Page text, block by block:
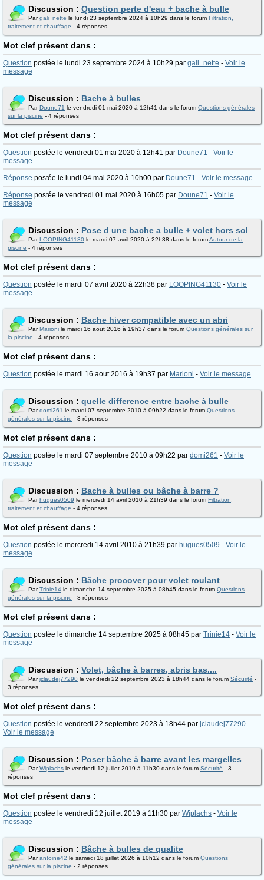
Discussion : Question perte d'eau + bache à bulle
Pargali_nette le lundi 23 septembre 2024 à 10h29 dans le forum Filtration,
traitement et chauffage - 4 réponses
Mot clef présent dans :
Question postée le lundi 23 septembre 2024 à 10h29 par gali_nette - Voir le
message
Discussion : Bache à bulles
ParDoune71 le vendredi 01 mai 2020 à 12h41 dans le forum Questions générales
sur la piscine - 4 réponses
Mot clef présent dans :
Question postée le vendredi 01 mai 2020 à 12h41 par Doune71 - Voir le
message
Réponse postée le lundi 04 mai 2020 à 10h00 par Doune71 - Voir le message
Réponse postée le vendredi 01 mai 2020 à 16h05 par Doune71 - Voir le
message
Discussion : Pose d une bache a bulle + volet hors sol
ParLOOPING41130 le mardi 07 avril 2020 à 22h38 dans le forumAutour de la
piscine - 4 réponses
Mot clef présent dans :
Question postée le mardi 07 avril 2020 à 22h38 par LOOPING41130 - Voir le
message
Discussion : Bache hiver compatible avec un abri
ParMarioni le mardi 16 aout 2016 à 19h37 dans le forum Questions générales sur
la piscine - 4 réponses
Mot clef présent dans :
Question postée le mardi 16 aout 2016 à 19h37 par Marioni - Voir le message
Discussion : quelle difference entre bache à bulle
Pardomi261 le mardi 07 septembre 2010 à 09h22 dans le forum Questions
générales sur la piscine - 3 réponses
Mot clef présent dans :
Question postée le mardi 07 septembre 2010 à 09h22 par domi261 - Voir le
message
Discussion : Bache à bulles ou bâche à barre ?
Parhugues0509 le mercredi 14 avril 2010 à 21h39 dans le forum Filtration,
traitement et chauffage - 4 réponses
Mot clef présent dans :
Question postée le mercredi 14 avril 2010 à 21h39 par hugues0509 - Voir le
message
Discussion : Bâche procover pour volet roulant
ParTrinie14 le dimanche 14 septembre 2025 à 08h45 dans le forum Questions
générales sur la piscine - 3 réponses
Mot clef présent dans :
Question postée le dimanche 14 septembre 2025 à 08h45 par Trinie14 - Voir le
message
Discussion : Volet, bâche à barres, abris bas....
Parjclaudej77290 le vendredi 22 septembre 2023 à 18h44 dans le forum Sécurité -
3 réponses
Mot clef présent dans :
Question postée le vendredi 22 septembre 2023 à 18h44 par jclaudej77290 -
Voir le message
Discussion : Poser bâche à barre avant les margelles
ParWiplachs le vendredi 12 juillet 2019 à 11h30 dans le forum Sécurité - 3
réponses
Mot clef présent dans :
Question postée le vendredi 12 juillet 2019 à 11h30 par Wiplachs - Voir le
message
Discussion : Bâche à bulles de qualite
Parantoine42 le samedi 18 juillet 2026 à 10h12 dans le forum Questions
générales sur la piscine - 2 réponses